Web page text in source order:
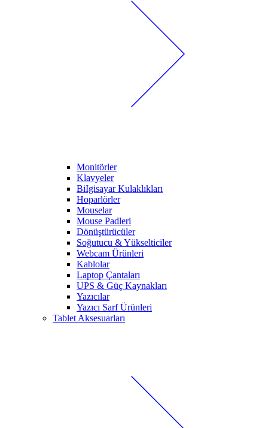
Monitörler
Klavyeler
BiIgisayar Kulaklıkları
Hoparlörler
Mouselar
Mouse Padleri
Dönüştürücüler
Soğutucu & Yükselticiler
Webcam Ürünleri
Kablolar
Laptop Çantaları
UPS & Güç Kaynakları
Yazıcılar
Yazıcı Sarf Ürünleri
Tablet Aksesuarları